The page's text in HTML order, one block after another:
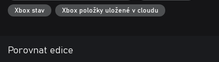
Xbox stav Xbox položky uložené v cloudu
Porovnat edice